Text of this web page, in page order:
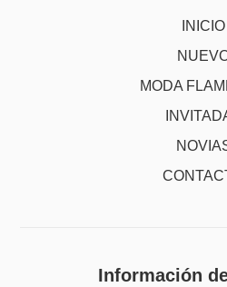
INICIO
MODA
Información